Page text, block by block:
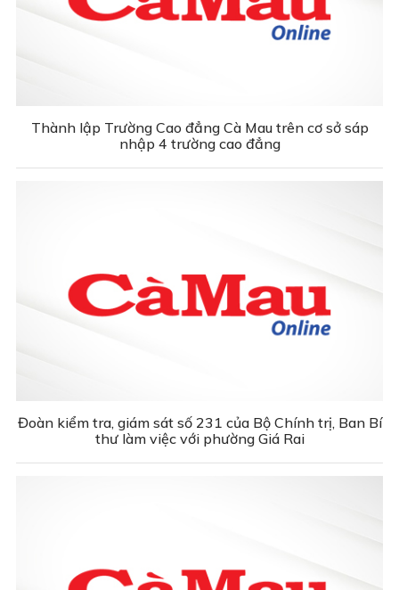
Thành lập Trường Cao đẳng Cà Mau trên cơ sở sáp
nhập 4 trường cao đẳng
Đoàn kiểm tra, giám sát số 231 của Bộ Chính trị, Ban Bí
thư làm việc với phường Giá Rai